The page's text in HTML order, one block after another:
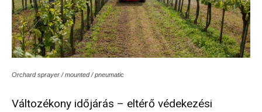
Orchard sprayer / mounted / pneumatic
Változékony időjárás – eltérő védekezési